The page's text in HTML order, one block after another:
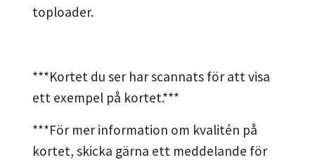
toploader.
***Kortet du ser har scannats för att visa
ett exempel på kortet.***
***För mer information om kvalitén på
kortet, skicka gärna ett meddelande för